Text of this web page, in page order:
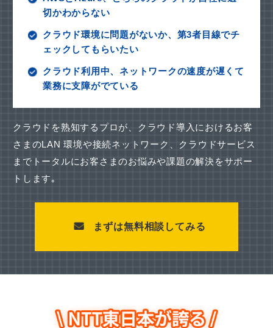
切かわからない
クラウド環境に問題がないか、第3者目線でチ
ェックしてもらいたい
クラウド利用中、ネットワークの速度が遅くて
業務に支障がでている
クラウドを熟知するプロが、クラウド導入におけるお客
さまのLAN 環境や接続ネットワーク、
クラウドサービス
までトータルにお客さまのお悩みや課題の解決をサポー
トします｡
まずは無料相談してみる